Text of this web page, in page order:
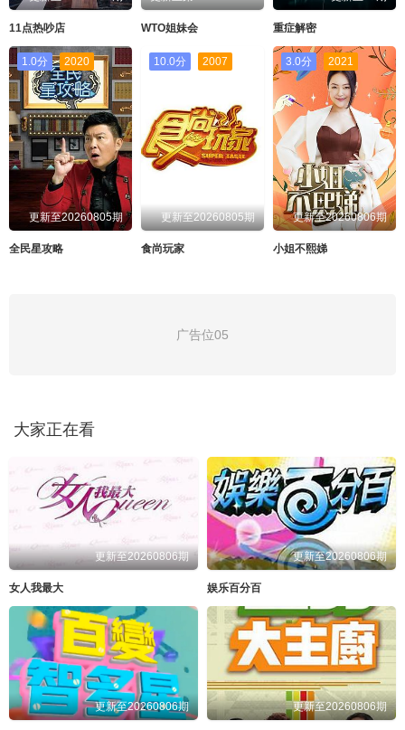
EP142 EP143
11点热吵店 WTO姐妹会 重症解密
1.0分 2020
更新至20260805期
全民星攻略
10.0分 2007
更新至20260805期
食尚玩家
3.0分 2021
更新至20260806期
小姐不熙娣
广告位05
大家正在看
更新至20260806期
女人我最大
更新至20260806期
娱乐百分百
更新至20260806期 更新至20260806期